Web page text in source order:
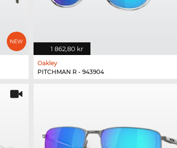
1 862,80 kr
Oakley
PITCHMAN R - 943904